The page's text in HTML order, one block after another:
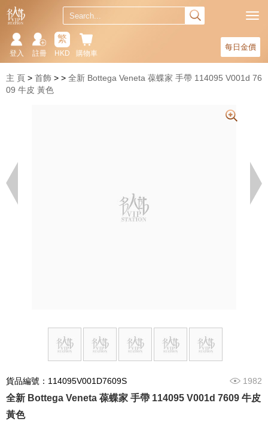
每日金價
購物車
繁
HKD
註冊
登入
主 頁 首飾
全新 Bottega Veneta 葆蝶家 手帶 114095 V001d 76
09 牛皮 黃色
貨品編號：114095V001D7609S 1982
全新 Bottega Veneta 葆蝶家 手帶 114095 V001d 7609 牛皮
黃色